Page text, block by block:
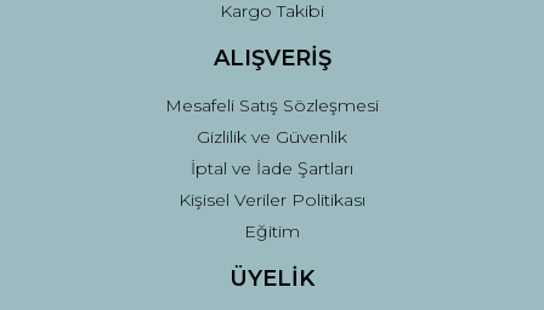
Kargo Takibi
ALIŞVERİŞ
Mesafeli Satış Sözleşmesi
Gizlilik ve Güvenlik
İptal ve İade Şartları
Kişisel Veriler Politikası
Eğitim
ÜYELİK